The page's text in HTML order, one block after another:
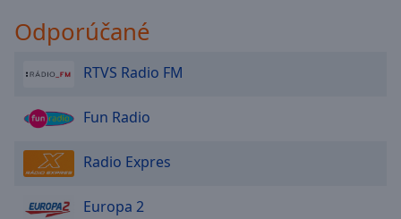
Odporúčané
RTVS Radio FM
Fun Radio
Radio Expres
Europa 2